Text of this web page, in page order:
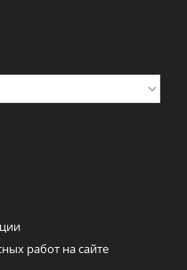
работ на сайте